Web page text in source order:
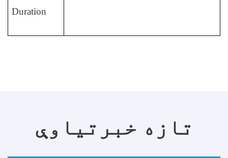
Duration
تازه خبرتیاوې